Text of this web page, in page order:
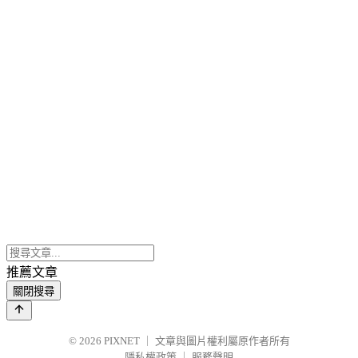
推薦文章
關閉搜尋
© 2026 PIXNET
文章與圖片權利屬原作者所有